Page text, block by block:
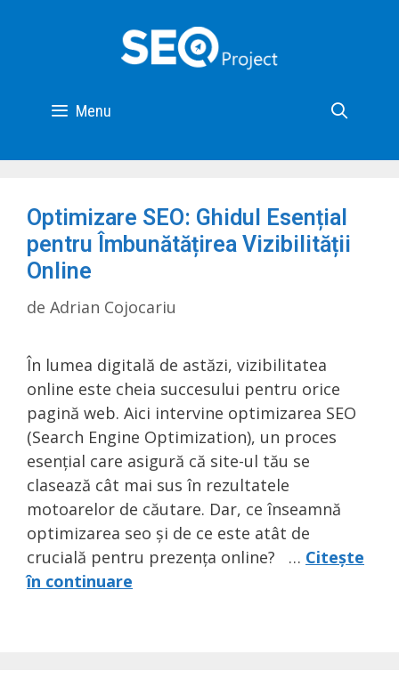
Menu
Optimizare SEO: Ghidul Esențial
pentru Îmbunătățirea Vizibilității
Online
de Adrian Cojocariu
În lumea digitală de astăzi, vizibilitatea
online este cheia succesului pentru orice
pagină web. Aici intervine optimizarea SEO
(Search Engine Optimization), un proces
esențial care asigură că site-ul tău se
clasează cât mai sus în rezultatele
motoarelor de căutare. Dar, ce înseamnă
optimizarea seo și de ce este atât de
crucială pentru prezența online? … Citește
în continuare